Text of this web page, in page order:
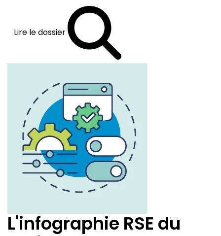
Lire le dossier
L'infographie RSE du